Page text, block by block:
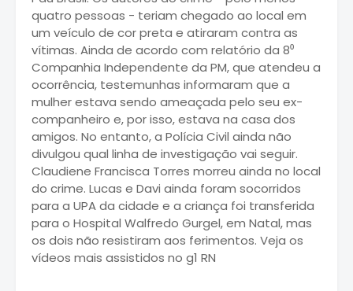
quatro pessoas - teriam chegado ao local em
um veículo de cor preta e atiraram contra as
vítimas. Ainda de acordo com relatório da 8⁰
Companhia Independente da PM, que atendeu a
ocorrência, testemunhas informaram que a
mulher estava sendo ameaçada pelo seu ex-
companheiro e, por isso, estava na casa dos
amigos. No entanto, a Polícia Civil ainda não
divulgou qual linha de investigação vai seguir.
Claudiene Francisca Torres morreu ainda no local
do crime. Lucas e Davi ainda foram socorridos
para a UPA da cidade e a criança foi transferida
para o Hospital Walfredo Gurgel, em Natal, mas
os dois não resistiram aos ferimentos. Veja os
vídeos mais assistidos no g1 RN